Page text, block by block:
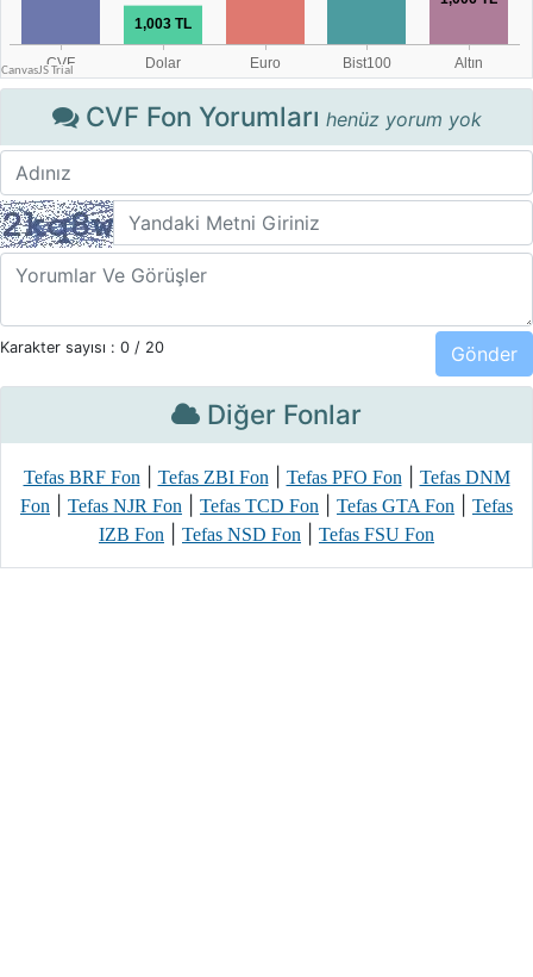
CVF Fon Yorumları henüz yorum yok
Karakter sayısı : 0 / 20
Diğer Fonlar
Tefas BRF Fon| Tefas ZBI Fon| Tefas PFO Fon|
Tefas DNM
Fon
Tefas NJR Fon Tefas TCD Fon Tefas GTA Fon
Tefas
IZB Fon
Tefas NSD Fon Tefas FSU Fon